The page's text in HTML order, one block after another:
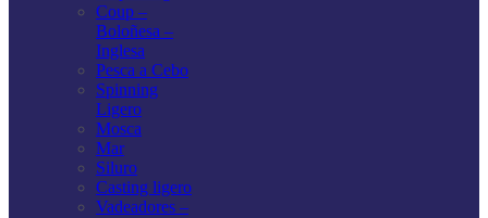
Coup –
Boloñesa –
Inglesa
Pesca a Cebo
Spinning
Ligero
Mosca
Mar
Siluro
Casting ligero
Vadeadores –